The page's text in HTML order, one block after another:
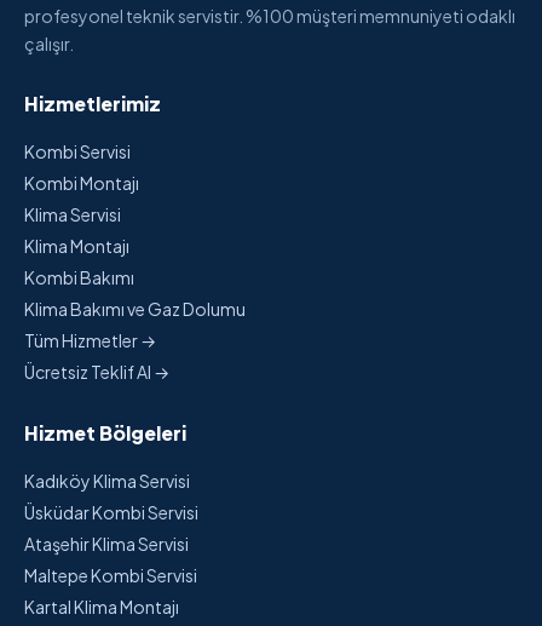
profesyonel teknik servistir. %100 müşteri memnuniyeti odaklı
çalışır.
Hizmetlerimiz
Kombi Servisi
Kombi Montajı
Klima Servisi
Klima Montajı
Kombi Bakımı
Klima Bakımı ve Gaz Dolumu
Tüm Hizmetler →
Ücretsiz Teklif Al →
Hizmet Bölgeleri
Kadıköy Klima Servisi
Üsküdar Kombi Servisi
Ataşehir Klima Servisi
Maltepe Kombi Servisi
Kartal Klima Montajı